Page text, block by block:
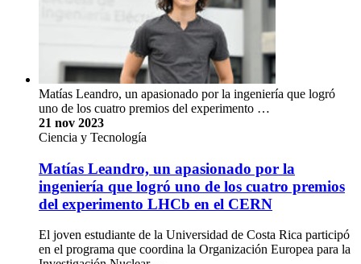
Matías Leandro, un apasionado por la ingeniería que logró
uno de los cuatro premios del experimento …
21 nov 2023
Ciencia y Tecnología
Matías Leandro, un apasionado por la
ingeniería que logró uno de los cuatro premios
del experimento LHCb en el CERN
El joven estudiante de la Universidad de Costa Rica participó
en el programa que coordina la Organización Europea para la